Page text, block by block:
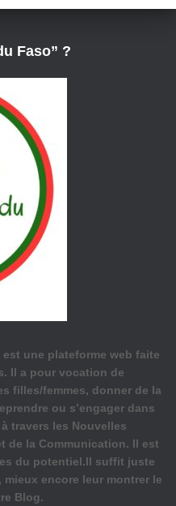
Faso” ?
une plateforme web faite
Il a pour vocation de
filles/femmes, donner de la
ou s’engager dans
travers les Nouvelles
de la Communication. Il est
du potentiel.Il suffit juste
mieux encore leur montrer le
Blog.